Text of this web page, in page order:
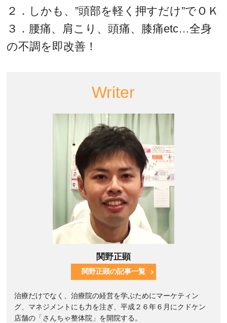
２．しかも、”頭部を軽く押すだけ”でＯＫ
３．腰痛、肩こり、頭痛、膝痛etc…全身
の不調を即改善！
Writer
関野正顕
関野正顕の記事一覧
治療だけでなく、治療院の経営を学ぶためにマーケティン
グ、マネジメントにも力を注ぎ、平成２６年６月にクドケン
店舗の「さんちゃ整体院」を開院する。